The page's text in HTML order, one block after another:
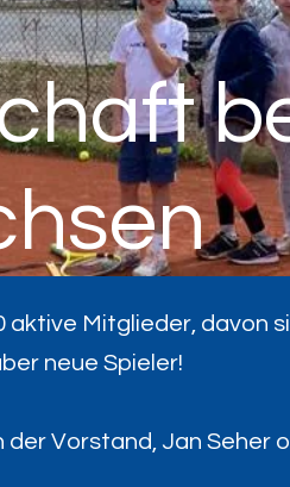
Mitglieder, davon
neue Spieler!
Vorstand, Jan Seher